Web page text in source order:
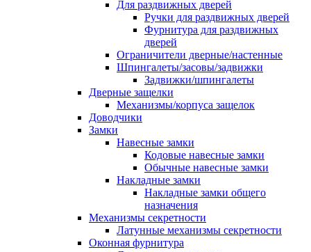
Для раздвижных дверей
Ручки для раздвижных дверей
Фурнитура для раздвижных
дверей
Ограничители дверные/настенные
Шпингалеты/засовы/задвижки
Задвижки/шпингалеты
Дверные защелки
Механизмы/корпуса защелок
Доводчики
Замки
Навесные замки
Кодовые навесные замки
Обычные навесные замки
Накладные замки
Накладные замки общего
назначения
Механизмы секретности
Латунные механизмы секретности
Оконная фурнитура